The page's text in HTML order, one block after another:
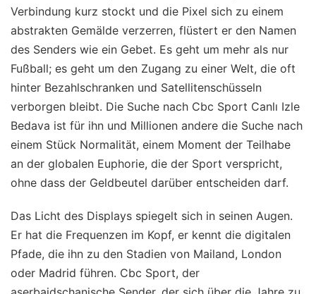
Verbindung kurz stockt und die Pixel sich zu einem
abstrakten Gemälde verzerren, flüstert er den Namen
des Senders wie ein Gebet. Es geht um mehr als nur
Fußball; es geht um den Zugang zu einer Welt, die oft
hinter Bezahlschranken und Satellitenschüsseln
verborgen bleibt. Die Suche nach Cbc Sport Canlı Izle
Bedava ist für ihn und Millionen andere die Suche nach
einem Stück Normalität, einem Moment der Teilhabe
an der globalen Euphorie, die der Sport verspricht,
ohne dass der Geldbeutel darüber entscheiden darf.
Das Licht des Displays spiegelt sich in seinen Augen.
Er hat die Frequenzen im Kopf, er kennt die digitalen
Pfade, die ihn zu den Stadien von Mailand, London
oder Madrid führen. Cbc Sport, der